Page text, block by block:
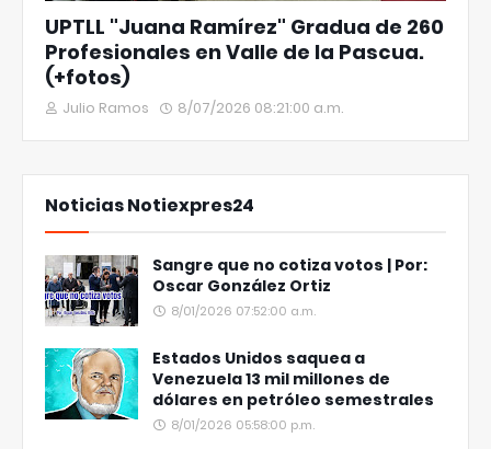
UPTLL "Juana Ramírez" Gradua de 260
Profesionales en Valle de la Pascua.
(+fotos)
Julio Ramos 8/07/2026 08:21:00 a.m.
Noticias Notiexpres24
Sangre que no cotiza votos | Por:
Oscar González Ortiz
8/01/2026 07:52:00 a.m.
Estados Unidos saquea a
Venezuela 13 mil millones de
dólares en petróleo semestrales
8/01/2026 05:58:00 p.m.